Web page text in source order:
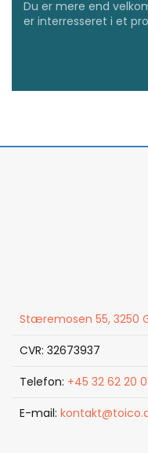
Du er mere end
er interresseret i et
Stæremosen 55, 3250
CVR: 32673937
Telefon: +45 32 62 20
E-mail: